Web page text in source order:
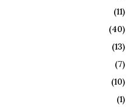
(11)
(40)
(13)
(7)
(10)
(1)